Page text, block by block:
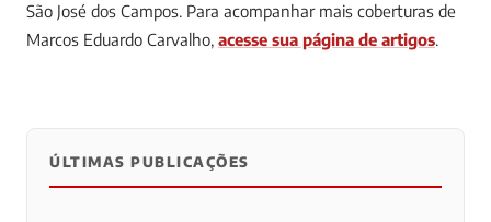
São José dos Campos. Para acompanhar mais coberturas de
Marcos Eduardo Carvalho, acesse sua página de artigos.
0 0 0
ÚLTIMAS PUBLICAÇÕES